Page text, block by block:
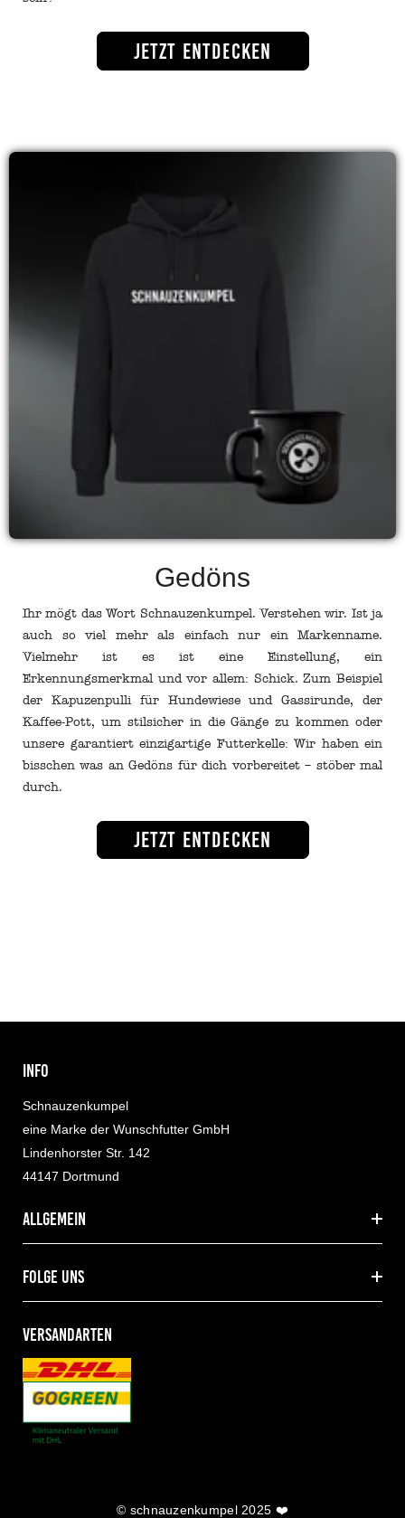
Jetzt entdecken
Gedöns
Ihr mögt das Wort Schnauzenkumpel. Verstehen wir. Ist ja
auch so viel mehr als einfach nur ein Markenname.
Vielmehr ist es ist eine Einstellung, ein
Erkennungsmerkmal und vor allem: Schick. Zum Beispiel
der Kapuzenpulli für Hundewiese und Gassirunde, der
Kaffee-Pott, um stilsicher in die Gänge zu kommen oder
unsere garantiert einzigartige Futterkelle: Wir haben ein
bisschen was an Gedöns für dich vorbereitet – stöber mal
durch.
Jetzt entdecken
INFO
Schnauzenkumpel
eine Marke der Wunschfutter GmbH
Lindenhorster Str. 142
44147 Dortmund
allgemein
folge uns
VERSANDARTEN
© schnauzenkumpel 2025 ❤️